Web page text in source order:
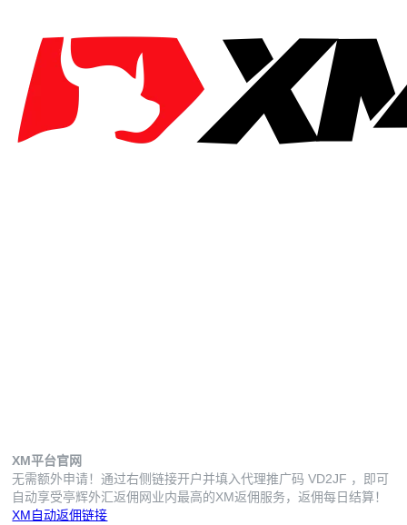
XM平台官网
无需额外申请！通过右侧链接开户并填入代理推广码VD2JF ，即可
自动享受亭辉外汇返佣网业内最高的XM返佣服务，返佣每日结算！
XM自动返佣链接